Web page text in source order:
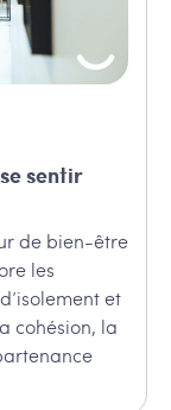
sentir
de bien-être
les
et
cohésion, la